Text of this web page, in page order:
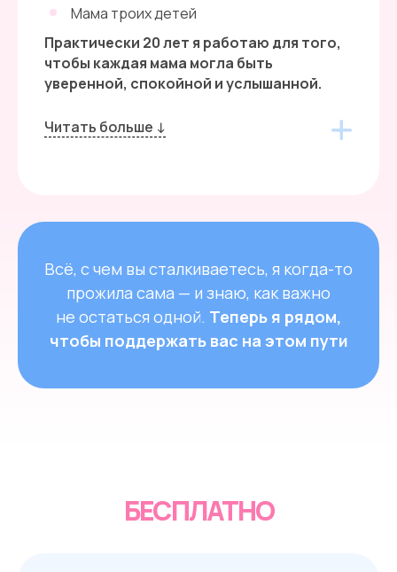
Мама троих детей
Практически 20 лет я работаю для того,
чтобы каждая мама могла быть
уверенной, спокойной и услышанной.
Читать больше ↓
Всё, с чем вы сталкиваетесь, я когда-то
прожила сама — и знаю, как важно
не остаться одной. Теперь я рядом,
чтобы поддержать вас на этом пути
БЕСПЛАТНО